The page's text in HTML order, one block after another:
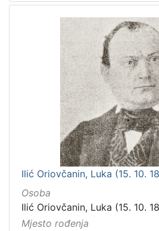
Ilić Oriovčanin, Luka (15. 10.
Osoba
Ilić Oriovčanin, Luka (15. 10.
Mjesto rođenja